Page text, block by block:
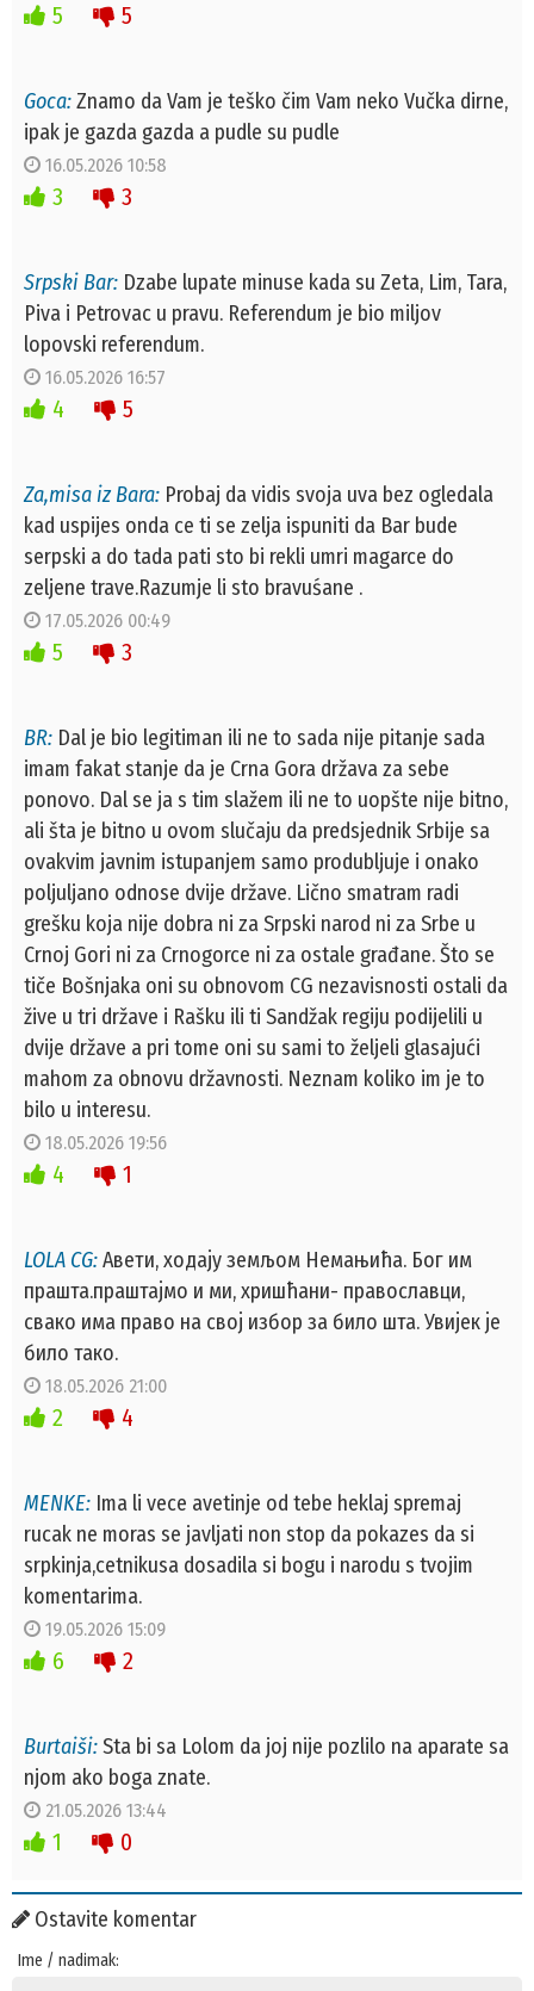
5 5
Goca:Znamo da Vam je teško čim Vam neko Vučka dirne,
ipak je gazda gazda a pudle su pudle
16.05.2026 10:58
3 3
Srpski Bar: Dzabe lupate minuse kada su Zeta, Lim, Tara,
Piva i Petrovac u pravu. Referendum je bio miljov
lopovski referendum.
16.05.2026 16:57
4 5
Za,misa iz Bara: Probaj da vidis svoja uva bez ogledala
kad uspijes onda ce ti se zelja ispuniti da Bar bude
serpski a do tada pati sto bi rekli umri magarce do
zeljene trave.Razumje li sto bravuśane .
17.05.2026 00:49
5 3
BR: Dal je bio legitiman ili ne to sada nije pitanje sada
imam fakat stanje da je Crna Gora država za sebe
ponovo. Dal se ja s tim slažem ili ne to uopšte nije bitno,
ali šta je bitno u ovom slučaju da predsjednik Srbije sa
ovakvim javnim istupanjem samo produbljuje i onako
poljuljano odnose dvije države. Lično smatram radi
grešku koja nije dobra ni za Srpski narod ni za Srbe u
Crnoj Gori ni za Crnogorce ni za ostale građane. Što se
tiče Bošnjaka oni su obnovom CG nezavisnosti ostali da
žive u tri države i Rašku ili ti Sandžak regiju podijelili u
dvije države a pri tome oni su sami to željeli glasajući
mahom za obnovu državnosti. Neznam koliko im je to
bilo u interesu.
18.05.2026 19:56
4 1
LOLA CG:Авети, ходају земљом Немањића. Бог им
прашта.праштајмо и ми, хришћани- православци,
свако има право на свој избор за било шта. Увијек је
било тако.
18.05.2026 21:00
2 4
MENKE: Ima li vece avetinje od tebe heklaj spremaj
rucak ne moras se javljati non stop da pokazes da si
srpkinja,cetnikusa dosadila si bogu i narodu s tvojim
komentarima.
19.05.2026 15:09
6 2
Burtaiši:Sta bi sa Lolom da joj nije pozlilo na aparate sa
njom ako boga znate.
21.05.2026 13:44
1 0
Ostavite komentar
Ime / nadimak: